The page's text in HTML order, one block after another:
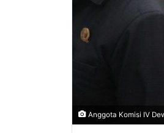
Anggota Komisi IV